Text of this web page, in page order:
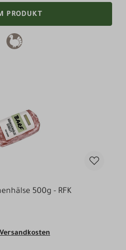
PRODUKT
500g - RFK